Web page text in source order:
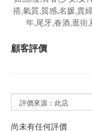
顧客評價
尚未有任何評價